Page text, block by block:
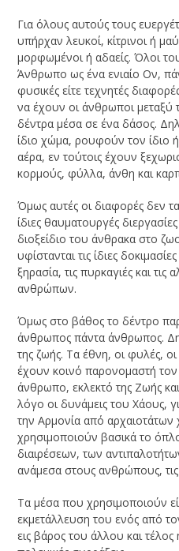
Για όλους αυτούς τους
υπήρχαν λευκοί, κίτρινοι ή
μορφωμένοι ή αδαείς. Όλοι
Άνθρωπο ως ένα ενιαίο Ον,
φυσικές είτε τεχνητές
να έχουν οι άνθρωποι μεταξύ
δέντρα μέσα σε ένα δάσος.
ίδιο χώμα, ρουφούν τον ίδιο
αέρα, εν τούτοις έχουν
κορμούς, φύλλα, άνθη και
Όμως αυτές οι διαφορές δεν
ίδιες θαυματουργές
διοξείδιο του άνθρακα στο
υφίστανται τις ίδιες
ξηρασία, τις πυρκαγιές και τις
ανθρώπων.
Όμως στο βάθος το δέντρο
άνθρωπος πάντα άνθρωπος.
της ζωής. Τα έθνη, οι φυλές,
έχουν κοινό παρονομαστή τον
άνθρωπο, εκλεκτό της Ζωής
λόγο οι δυνάμεις του Χάους,
την Αρμονία από
χρησιμοποιούν βασικά το
διαιρέσεων, των
ανάμεσα στους ανθρώπους, τις
Τα μέσα που χρησιμοποιούν
εκμετάλλευση του ενός από
εις βάρος του άλλου και